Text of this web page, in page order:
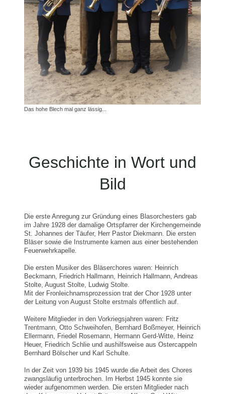
Das hohe Blech mal ganz lässig...
Geschichte in Wort und
Bild
Die erste Anregung zur Gründung eines Blasorchesters gab
im Jahre 1928 der damalige Ortspfarrer der Kirchengemeinde
St. Johannes der Täufer, Herr Pastor Diekmann. Die ersten
Bläser sowie die Instrumente kamen aus einer bestehenden
Feuerwehrkapelle.
Die ersten Musiker des Bläserchores waren: Heinrich
Beckmann, Friedrich Hallmann, Heinrich Hallmann, Andreas
Stolte, August Stolte, Ludwig Stolte.
Mit der Fronleichnamsprozession trat der Chor 1928 unter
der Leitung von August Stolte erstmals öffentlich auf.
Weitere Mitglieder in den Vorkriegsjahren waren: Fritz
Trentmann, Otto Schweihofen, Bernhard Boßmeyer, Heinrich
Ellermann, Friedel Rosemann, Hermann Gerd-Witte, Heinz
Heuer, Friedrich Schlie und aushilfsweise aus Ostercappeln
Bernhard Bölscher und Karl Schulte.
In der Zeit von 1939 bis 1945 wurde die Arbeit des Chores
zwangsläufig unterbrochen. Im Herbst 1945 konnte sie
wieder aufgenommen werden. Die ersten Mitglieder nach